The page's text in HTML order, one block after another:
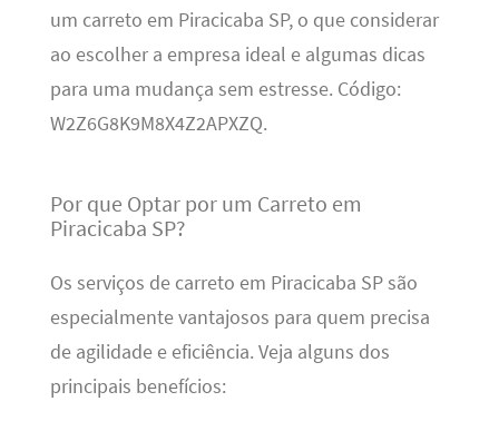
um carreto em Piracicaba SP, o que considerar
ao escolher a empresa ideal e algumas dicas
para uma mudança sem estresse. Código:
W2Z6G8K9M8X4Z2APXZQ.
Por que Optar por um Carreto em
Piracicaba SP?
Os serviços de carreto em Piracicaba SP são
especialmente vantajosos para quem precisa
de agilidade e eficiência. Veja alguns dos
principais benefícios: